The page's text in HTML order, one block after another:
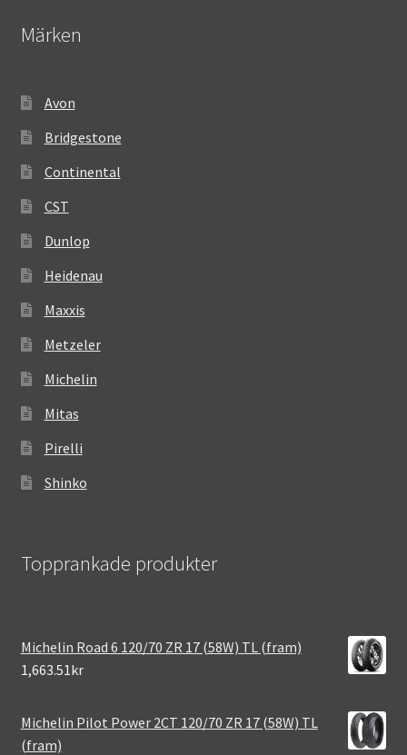
Märken
Avon
Bridgestone
Continental
CST
Dunlop
Heidenau
Maxxis
Metzeler
Michelin
Mitas
Pirelli
Shinko
Topprankade produkter
Michelin Road 6 120/70 ZR 17 (58W) TL (fram)
1,663.51kr
Michelin Pilot Power 2CT 120/70 ZR 17 (58W) TL
(fram)